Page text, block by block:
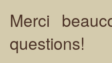
Merci
questions!